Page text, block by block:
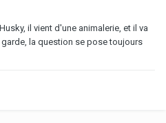
il vient d'une animalerie, et il va
la question se pose toujours